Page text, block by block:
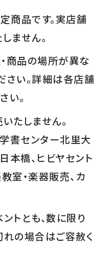
商品です。実店舗
ません。
商品の場所が異な
さい。詳細は各店舗
い。
たしません。
書センター北里大
本橋、ヒビヤセント
室・楽器販売、カ
トとも、数に限り
れの場合はご容赦く